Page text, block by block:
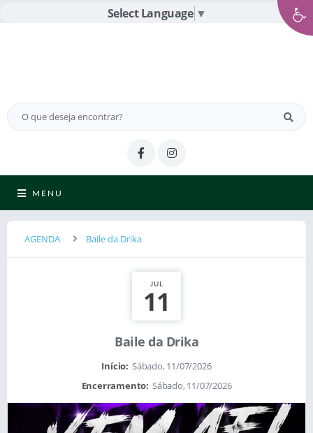
Select Language ▼
MENU
AGENDA Baile da Drika
JUL
11
Baile da Drika
Início: Sábado, 11/07/2026
Encerramento: Sábado, 11/07/2026